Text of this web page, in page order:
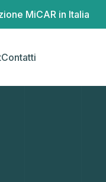
MiCAR in Italia
Contatti